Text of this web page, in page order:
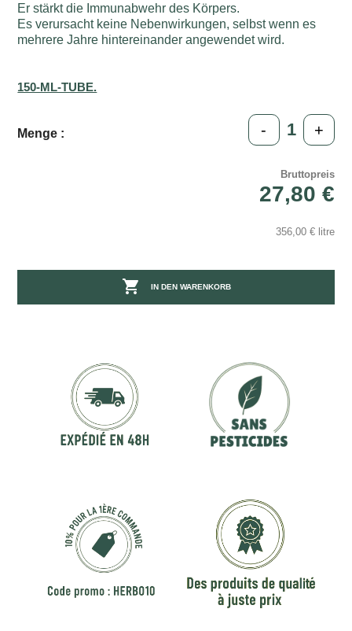
Er stärkt die Immunabwehr des Körpers.
Es verursacht keine Nebenwirkungen, selbst wenn es
mehrere Jahre hintereinander angewendet wird.
150-ML-TUBE.
Menge : - +
Bruttopreis
27,80 €
356,00 € litre
 IN DEN WARENKORB